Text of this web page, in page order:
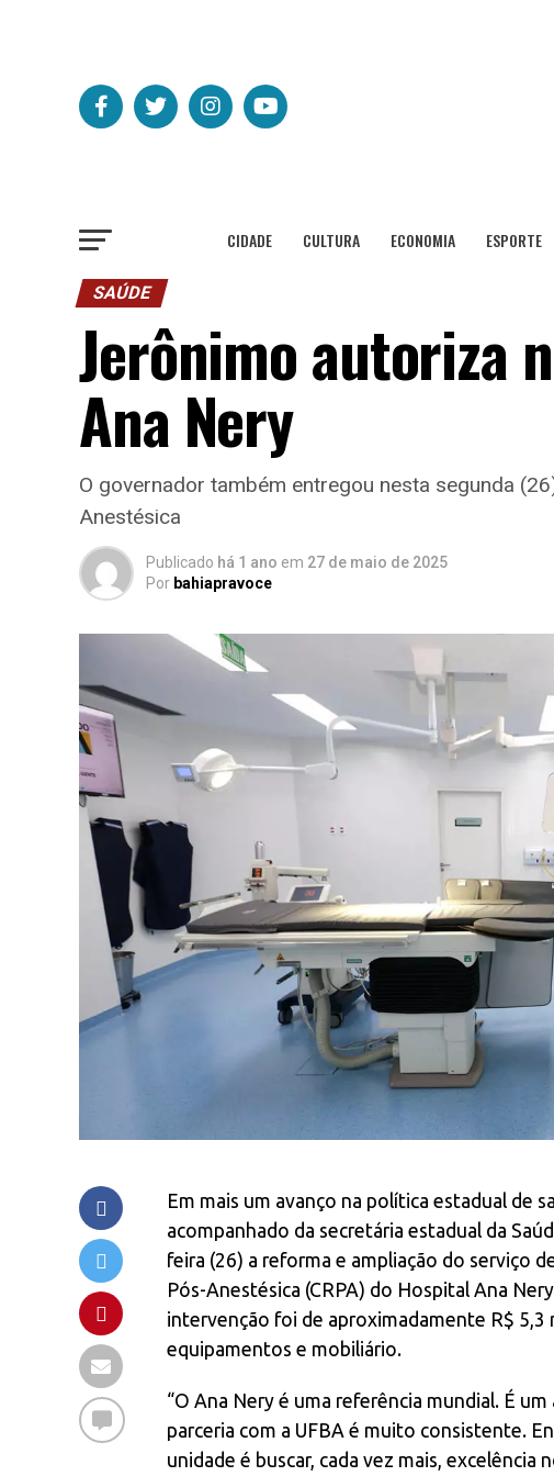
CIDADE CULTURA ECONOMIA ESPORTE
SAÚDE
Jerônimo autoriza
Ana Nery
O governador também entregou nesta segunda
Anestésica
Publicado há 1 ano em 27 de maio de 2025
Por bahiapravoce
Em mais um avanço na política estadual de
acompanhado da secretária estadual da
feira (26) a reforma e ampliação do serviço
Pós-Anestésica (CRPA) do Hospital Ana
intervenção foi de aproximadamente R$ 5,3
equipamentos e mobiliário.
“O Ana Nery é uma referência mundial. É
parceria com a UFBA é muito consistente.
unidade é buscar, cada vez mais, excelência